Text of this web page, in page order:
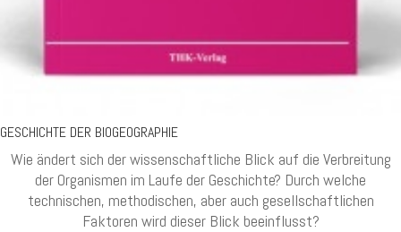
GESCHICHTE DER BIOGEOGRAPHIE
Wie ändert sich der wissenschaftliche Blick auf die Verbreitung
der Organismen im Laufe der Geschichte? Durch welche
technischen, methodischen, aber auch gesellschaftlichen
Faktoren wird dieser Blick beeinflusst?